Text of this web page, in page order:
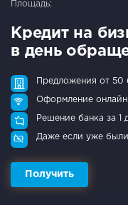
Площадь:
Кредит на
в день
Предложения от 50
Оформление онлайн
Решение банка за 1
Даже если уже были
Получить